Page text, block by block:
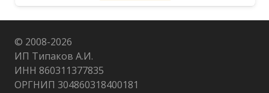
© 2008-2026
ИП Типаков А.И.
ИНН 860311377835
ОРГНИП 304860318400181